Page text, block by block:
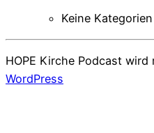
Keine Kategorien
HOPE Kirche Podcast
WordPress